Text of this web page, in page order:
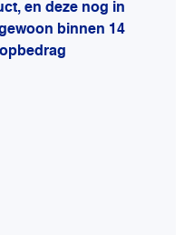
en deze nog in
binnen 14